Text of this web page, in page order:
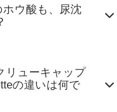
ウ酸も、尿沈
リューキャップ
の違いは何で